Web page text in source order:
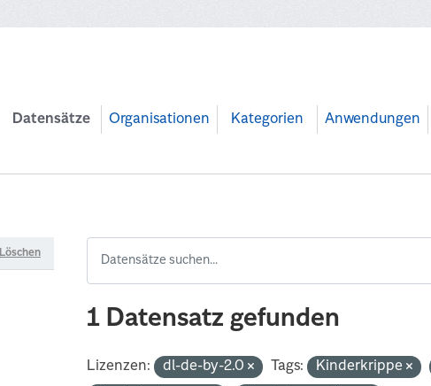
Datensätze Organisationen Kategorien Anwendungen
Löschen
1 Datensatz gefunden
Lizenzen: dl-de-by-2.0 Tags: Kinderkrippe